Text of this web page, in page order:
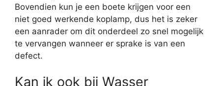
Bovendien kun je een boete krijgen voor een
niet goed werkende koplamp, dus het is zeker
een aanrader om dit onderdeel zo snel mogelijk
te vervangen wanneer er sprake is van een
defect.
Kan ik ook bij Wasser